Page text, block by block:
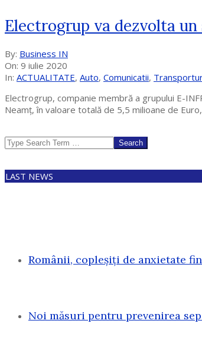
Electrogrup va dezvolta
2020-
07-
09
By: Business IN
On: 9 iulie 2020
In: ACTUALITATE, Auto, Comunicatii,
Electrogrup, companie membră a grupului E-
Neamț, în valoare totală de 5,5 milioane de
Search
LAST NEWS
Românii, copleșiți de anxietate
Noi măsuri pentru prevenirea